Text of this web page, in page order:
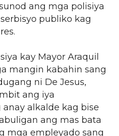
ang mga polisiya
publiko kag
kay Mayor Araquil
mangin kabahin sang
ni De Jesus,
ang iya
alkalde kag bise
ang mas bata
mga empleyado sang